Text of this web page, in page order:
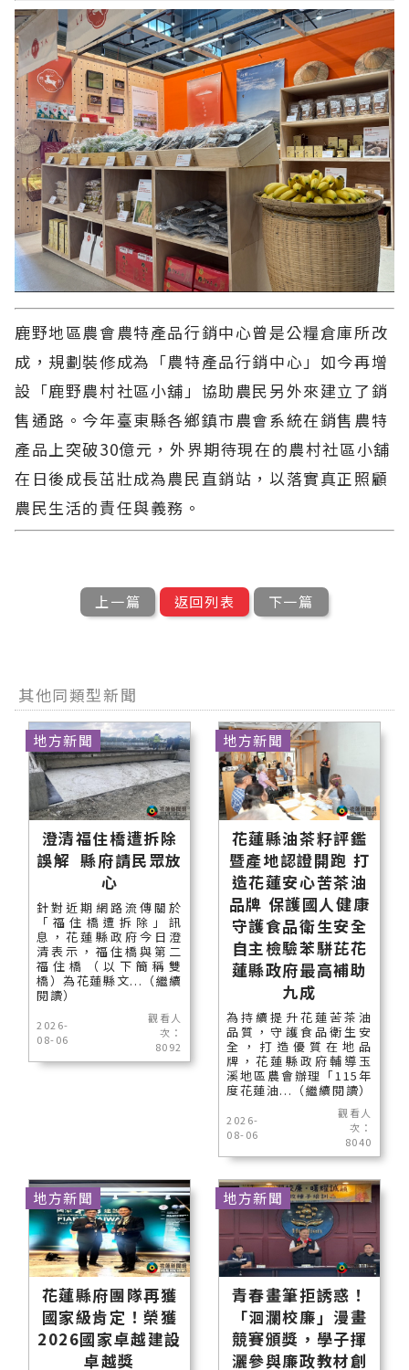
鹿野地區農會農特產品行銷中心曾是公糧倉庫所改
成，規劃裝修成為「農特產品行銷中心」如今再增
設「鹿野農村社區小舖」協助農民另外來建立了銷
售通路。今年臺東縣各鄉鎮市農會系統在銷售農特
產品上突破30億元，外界期待現在的農村社區小舖
在日後成長茁壯成為農民直銷站，以落實真正照顧
農民生活的責任與義務。
上一篇 返回列表 下一篇
其他同類型新聞
澄清福住橋遭拆除
誤解 縣府請民眾放
心
針對近期網路流傳關於
「福住橋遭拆除」訊
息，花蓮縣政府今日澄
清表示，福住橋與第二
福住橋（以下簡稱雙
橋）為花蓮縣文...（繼續
閱讀）
2026-
08-06
觀看人
次：
8092
地方新聞
花蓮縣油茶籽評鑑
暨產地認證開跑 打
造花蓮安心苦茶油
品牌 保護國人健康
守護食品衛生安全
自主檢驗苯駢芘花
蓮縣政府最高補助
九成
為持續提升花蓮苦茶油
品質，守護食品衛生安
全，打造優質在地品
牌，花蓮縣政府輔導玉
溪地區農會辦理「115年
度花蓮油...（繼續閱讀）
2026-
08-06
觀看人
次：
8040
地方新聞
花蓮縣府團隊再獲
國家級肯定！榮獲
2026國家卓越建設
卓越獎
地方新聞
青春畫筆拒誘惑！
「洄瀾校廉」漫畫
競賽頒獎，學子揮
灑參與廉政教材創
地方新聞